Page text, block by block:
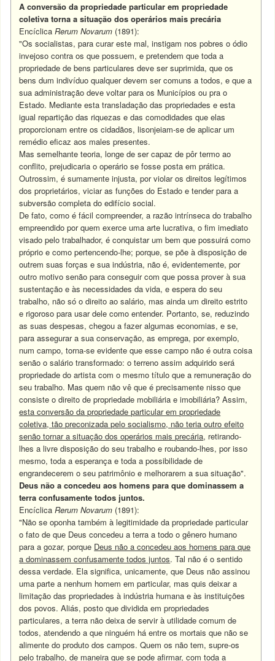
A conversão da propriedade particular em propriedade
coletiva torna a situação dos operários mais precária
EncíclicaRerum Novarum (1891):
"Os socialistas, para curar este mal, instigam nos pobres o ódio
invejoso contra os que possuem, e pretendem que toda a
propriedade de bens particulares deve ser suprimida, que os
bens dum indivíduo qualquer devem ser comuns a todos, e que a
sua administração deve voltar para os Municípios ou pra o
Estado. Mediante esta transladação das propriedades e esta
igual repartição das riquezas e das comodidades que elas
proporcionam entre os cidadãos, lisonjeiam-se de aplicar um
remédio eficaz aos males presentes.
Mas semelhante teoria, longe de ser capaz de pôr termo ao
conflito, prejudicaria o operário se fosse posta em prática.
Outrossim, é sumamente injusta, por violar os direitos legítimos
dos proprietários, viciar as funções do Estado e tender para a
subversão completa do edifício social.
De fato, como é fácil compreender, a razão intrínseca do trabalho
empreendido por quem exerce uma arte lucrativa, o fim imediato
visado pelo trabalhador, é conquistar um bem que possuirá como
próprio e como pertencendo-lhe; porque, se põe à disposição de
outrem suas forças e sua indústria, não é, evidentemente, por
outro motivo senão para conseguir com que possa prover à sua
sustentação e às necessidades da vida, e espera do seu
trabalho, não só o direito ao salário, mas ainda um direito estrito
e rigoroso para usar dele como entender. Portanto, se, reduzindo
as suas despesas, chegou a fazer algumas economias, e se,
para assegurar a sua conservação, as emprega, por exemplo,
num campo, torna-se evidente que esse campo não é outra coisa
senão o salário transformado: o terreno assim adquirido será
propriedade do artista com o mesmo título que a remuneração do
seu trabalho. Mas quem não vê que é precisamente nisso que
consiste o direito de propriedade mobiliária e imobiliária? Assim,
esta conversão da propriedade particular em propriedade
coletiva, tão preconizada pelo socialismo, não teria outro efeito
senão tornar a situação dos operários mais precária, retirando-
lhes a livre disposição do seu trabalho e roubando-lhes, por isso
mesmo, toda a esperança e toda a possibilidade de
engrandecerem o seu patrimônio e melhorarem a sua situação".
Deus não a concedeu aos homens para que dominassem a
terra confusamente todos juntos.
EncíclicaRerum Novarum (1891):
"Não se oponha também à legitimidade da propriedade particular
o fato de que Deus concedeu a terra a todo o gênero humano
para a gozar, porque Deus não a concedeu aos homens para que
a dominassem confusamente todos juntos. Tal não é o sentido
dessa verdade. Ela significa, unicamente, que Deus não assinou
uma parte a nenhum homem em particular, mas quis deixar a
limitação das propriedades à indústria humana e às instituições
dos povos. Aliás, posto que dividida em propriedades
particulares, a terra não deixa de servir à utilidade comum de
todos, atendendo a que ninguém há entre os mortais que não se
alimente do produto dos campos. Quem os não tem, supre-os
pelo trabalho, de maneira que se pode afirmar, com toda a